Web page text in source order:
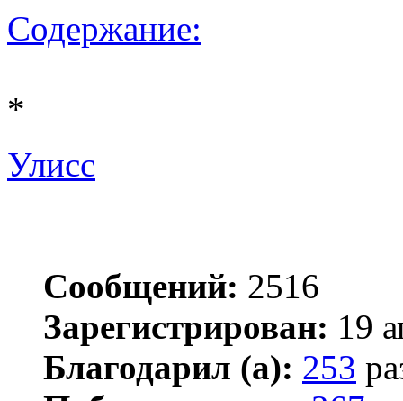
Содержание:
*
Улисс
Сообщений: 2516
Зарегистрирован: 19
Благодарил (а): 253